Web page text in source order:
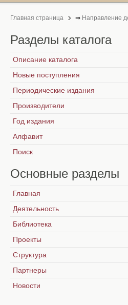
Главная страница ⇒ Направление
Разделы каталога
Описание каталога
Новые поступления
Периодические издания
Производители
Год издания
Алфавит
Поиск
Основные разделы
Главная
Деятельность
Библиотека
Проекты
Структура
Партнеры
Новости